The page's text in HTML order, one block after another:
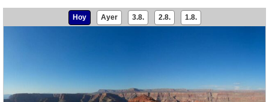
Hoy Ayer 3.8. 2.8. 1.8.